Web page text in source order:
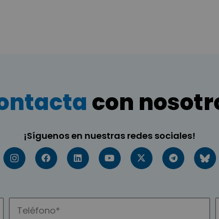
con
¡Síguenos en nuestras redes sociales!